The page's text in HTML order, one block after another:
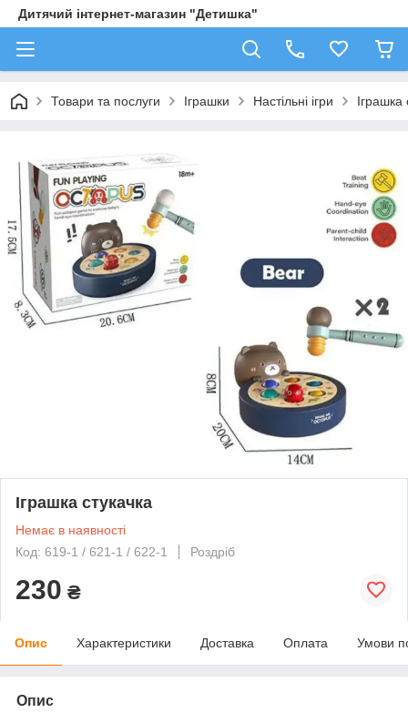
Дитячий інтернет-магазин "Детишка"
Товари та послуги Іграшки Настільні ігри Іграшка
Іграшка стукачка
Немає в наявності
Код: 619-1 / 621-1 / 622-1
Роздріб
230 ₴
Опис Характеристики Доставка Оплата Умови
Опис